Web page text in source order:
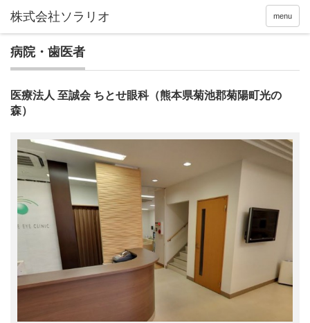
menu
病院・歯医者
医療法人 至誠会 ちとせ眼科（熊本県菊池郡菊陽町光の
森）